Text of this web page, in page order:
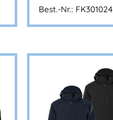
Best.-Nr.: FK301024